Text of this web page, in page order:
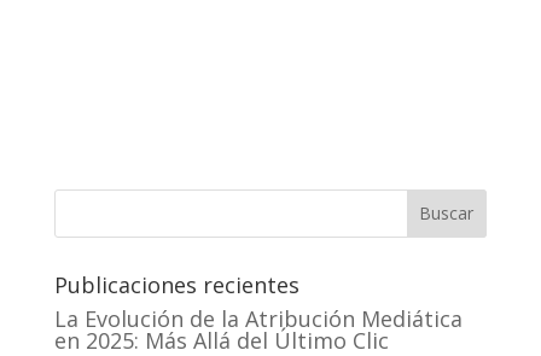
Buscar
Publicaciones recientes
La Evolución de la Atribución Mediática
en 2025: Más Allá del Último Clic